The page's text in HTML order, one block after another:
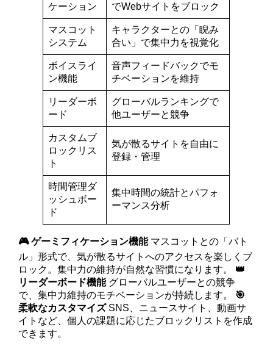
ケーション
でWebサイトをブロック
マスコット
システム
キャラクターとの「睨み
合い」で集中力を視覚化
ボイスライ
ン機能
音声フィードバックでモ
チベーションを維持
リーダーボ
ード
グローバルランキングで
他ユーザーと競争
カスタムブ
ロックリス
ト
気が散るサイトを自由に
登録・管理
時間管理ダ
ッシュボー
ド
集中時間の統計とパフォ
ーマンス分析
🎮 ゲーミフィケーション機能マスコットとの「バト
ル」形式で、気が散るサイトへのアクセスを楽しくブ
ロック。集中力の維持が自然な習慣になります。 👑
リーダーボード機能グローバルユーザーとの競争
で、集中力維持のモチベーションが持続します。 🎯
柔軟なカスタマイズSNS、ニュースサイト、動画サ
イトなど、個人の課題に応じたブロックリストを作成
できます。